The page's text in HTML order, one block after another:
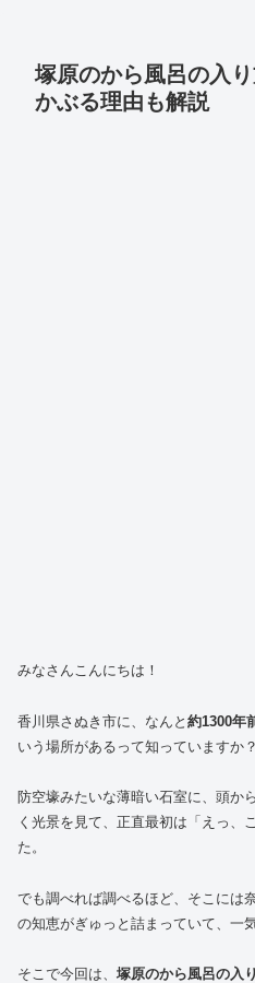
塚原のから風呂の入
かぶる理由も解説
みなさんこんにちは！
香川県さぬき市に、なんと 約1300年
いう場所があるって知っていますか？
防空壕みたいな薄暗い石室に、頭か
く光景を見て、正直最初は「えっ、
た。
でも調べれば調べるほど、そこには
の知恵がぎゅっと詰まっていて、一
そこで今回は、 塚原のから風呂の入